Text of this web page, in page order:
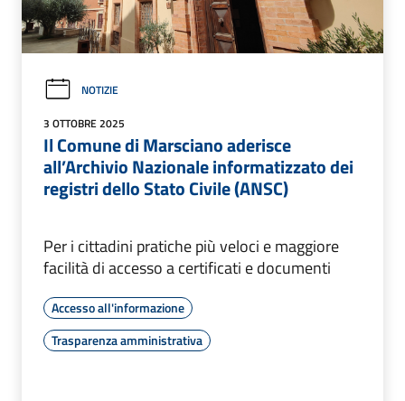
NOTIZIE
3 OTTOBRE 2025
Il Comune di Marsciano aderisce
all’Archivio Nazionale informatizzato dei
registri dello Stato Civile (ANSC)
Per i cittadini pratiche più veloci e maggiore
facilità di accesso a certificati e documenti
Accesso all'informazione
Trasparenza amministrativa